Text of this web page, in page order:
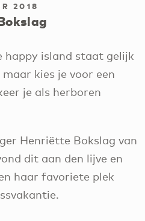
2018
happy island staat gelijk
kies je voor een
je als herboren
Henriëtte Bokslag van
dit aan den lijve en
haar favoriete plek